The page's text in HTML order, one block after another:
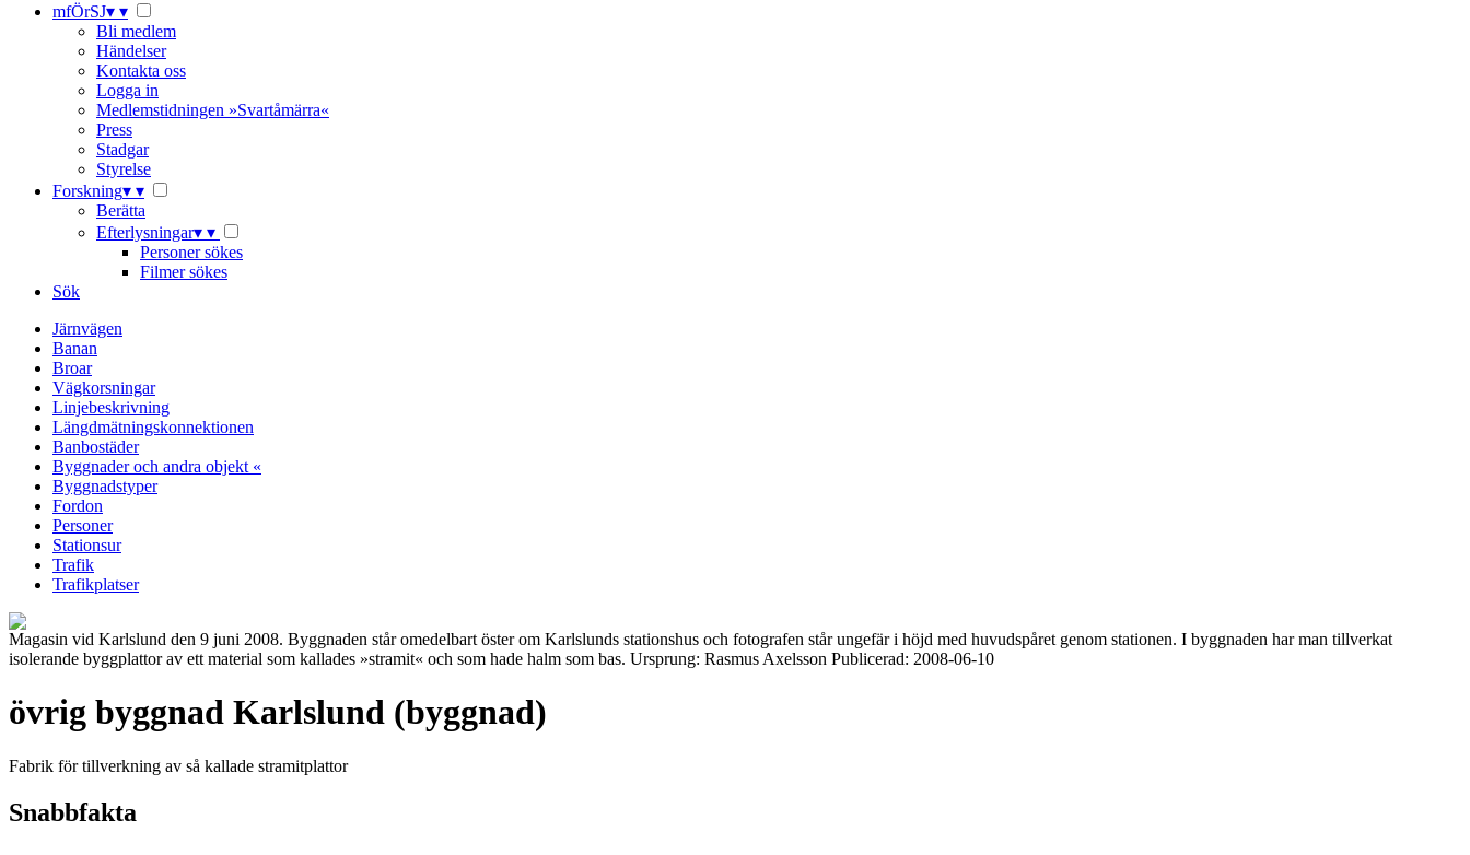
mfÖrSJ▾ ▾
Bli medlem
Händelser
Kontakta oss
Logga in
Medlemstidningen »Svartåmärra«
Press
Stadgar
Styrelse
Forskning▾ ▾
Berätta
Efterlysningar▾ ▾
Personer sökes
Filmer sökes
Sök
Järnvägen
Banan
Broar
Vägkorsningar
Linjebeskrivning
Längdmätningskonnektionen
Banbostäder
Byggnader och andra objekt «
Byggnadstyper
Fordon
Personer
Stationsur
Trafik
Trafikplatser
Magasin vid Karlslund den 9 juni 2008. Byggnaden står omedelbart öster om Karlslunds stationshus och fotografen står ungefär i höjd med huvudspåret genom stationen. I byggnaden har man tillverkat
isolerande byggplattor av ett material som kallades »stramit« och som hade halm som bas. Ursprung: Rasmus Axelsson Publicerad: 2008-06-10
övrig byggnad Karlslund (byggnad)
Fabrik för tillverkning av så kallade stramitplattor
Snabbfakta